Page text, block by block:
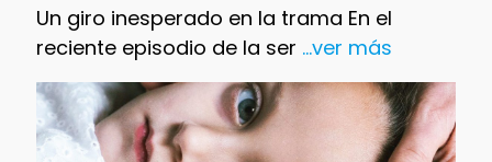
Un giro inesperado en la trama En el
reciente episodio de la ser ...ver más